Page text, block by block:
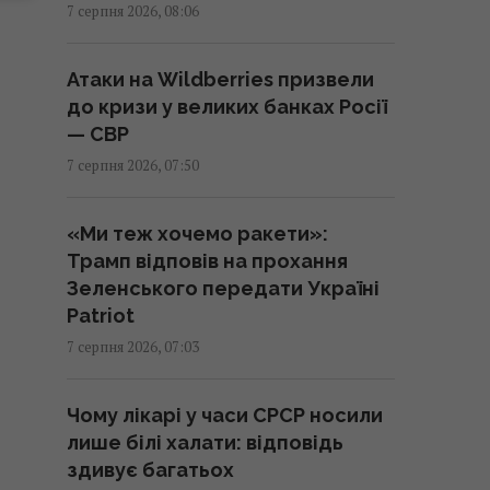
боєприпаси
08:32 п'ятниця, 07 серпня 2026
формування бойових
підрозділів, - ISW
08:24 п'ятниця, 07 серпня 2026
по всій Україні
08:23 п'ятниця, 07 серпня 2026
7 серпня 2026, 08:06
Атаки на Wildberries призвели
до кризи у великих банках Росії
— СВР
7 серпня 2026, 07:50
«Ми теж хочемо ракети»:
Трамп відповів на прохання
Зеленського передати Україні
Patriot
7 серпня 2026, 07:03
Чому лікарі у часи СРСР носили
лише білі халати: відповідь
здивує багатьох